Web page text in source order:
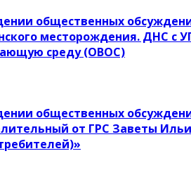
общественных
месторождения. ДНС с
среду (ОВОС)
общественных
от ГРС Заветы